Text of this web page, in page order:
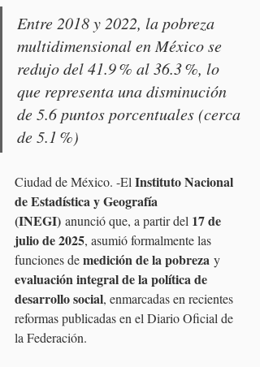
Entre 2018 y 2022, la pobreza
multidimensional en México se
redujo del 41.9 % al 36.3 %, lo
que representa una disminución
de 5.6 puntos porcentuales (cerca
de 5.1 %)
Ciudad de México. -El Instituto Nacional
de Estadística y Geografía
(INEGI) anunció que, a partir del 17 de
julio de 2025, asumió formalmente las
funciones de medición de la pobreza y
evaluación integral de la política de
desarrollo social, enmarcadas en recientes
reformas publicadas en el Diario Oficial de
la Federación.